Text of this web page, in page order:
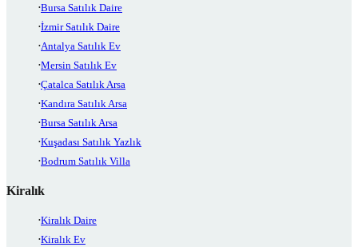
Bursa Satılık Daire
İzmir Satılık Daire
Antalya Satılık Ev
Mersin Satılık Ev
Çatalca Satılık Arsa
Kandıra Satılık Arsa
Bursa Satılık Arsa
Kuşadası Satılık Yazlık
Bodrum Satılık Villa
Kiralık
Kiralık Daire
Kiralık Ev